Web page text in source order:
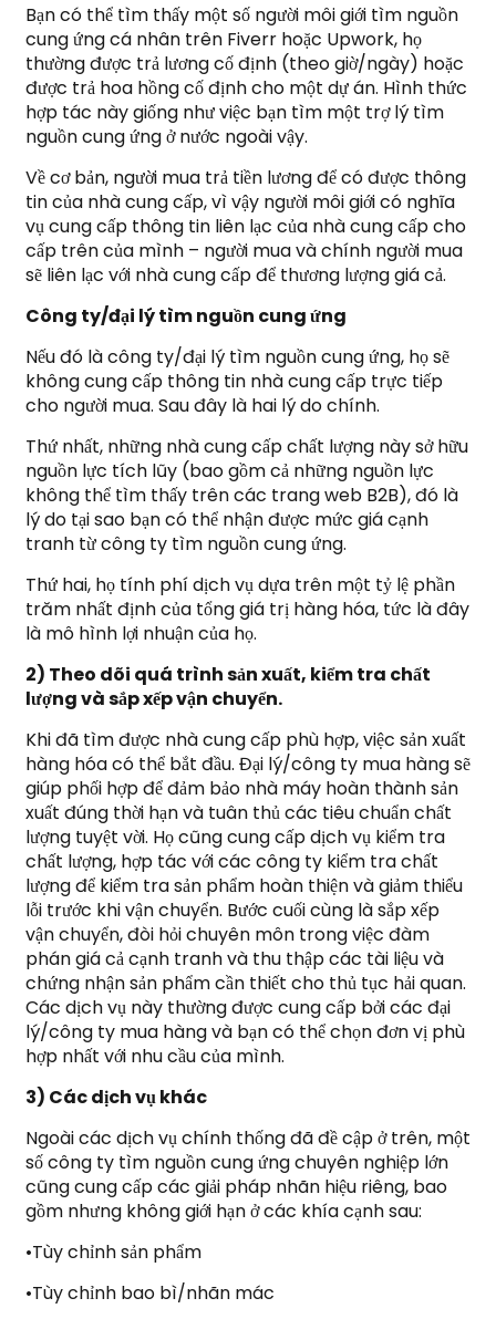
Bạn có thể tìm thấy một số người môi giới tìm nguồn
cung ứng cá nhân trên Fiverr hoặc Upwork, họ
thường được trả lương cố định (theo giờ/ngày) hoặc
được trả hoa hồng cố định cho một dự án. Hình thức
hợp tác này giống như việc bạn tìm một trợ lý tìm
nguồn cung ứng ở nước ngoài vậy.
Về cơ bản, người mua trả tiền lương để có được thông
tin của nhà cung cấp, vì vậy người môi giới có nghĩa
vụ cung cấp thông tin liên lạc của nhà cung cấp cho
cấp trên của mình – người mua và chính người mua
sẽ liên lạc với nhà cung cấp để thương lượng giá cả.
Công ty/đại lý tìm nguồn cung ứng
Nếu đó là công ty/đại lý tìm nguồn cung ứng, họ sẽ
không cung cấp thông tin nhà cung cấp trực tiếp
cho người mua. Sau đây là hai lý do chính.
Thứ nhất, những nhà cung cấp chất lượng này sở hữu
nguồn lực tích lũy (bao gồm cả những nguồn lực
không thể tìm thấy trên các trang web B2B), đó là
lý do tại sao bạn có thể nhận được mức giá cạnh
tranh từ công ty tìm nguồn cung ứng.
Thứ hai, họ tính phí dịch vụ dựa trên một tỷ lệ phần
trăm nhất định của tổng giá trị hàng hóa, tức là đây
là mô hình lợi nhuận của họ.
2) Theo dõi quá trình sản xuất, kiểm tra chất
lượng và sắp xếp vận chuyển.
Khi đã tìm được nhà cung cấp phù hợp, việc sản xuất
hàng hóa có thể bắt đầu. Đại lý/công ty mua hàng sẽ
giúp phối hợp để đảm bảo nhà máy hoàn thành sản
xuất đúng thời hạn và tuân thủ các tiêu chuẩn chất
lượng tuyệt vời. Họ cũng cung cấp dịch vụ kiểm tra
chất lượng, hợp tác với các công ty kiểm tra chất
lượng để kiểm tra sản phẩm hoàn thiện và giảm thiểu
lỗi trước khi vận chuyển. Bước cuối cùng là sắp xếp
vận chuyển, đòi hỏi chuyên môn trong việc đàm
phán giá cả cạnh tranh và thu thập các tài liệu và
chứng nhận sản phẩm cần thiết cho thủ tục hải quan.
Các dịch vụ này thường được cung cấp bởi các đại
lý/công ty mua hàng và bạn có thể chọn đơn vị phù
hợp nhất với nhu cầu của mình.
3) Các dịch vụ khác
Ngoài các dịch vụ chính thống đã đề cập ở trên, một
số công ty tìm nguồn cung ứng chuyên nghiệp lớn
cũng cung cấp các giải pháp nhãn hiệu riêng, bao
gồm nhưng không giới hạn ở các khía cạnh sau:
•Tùy chỉnh sản phẩm
•Tùy chỉnh bao bì/nhãn mác